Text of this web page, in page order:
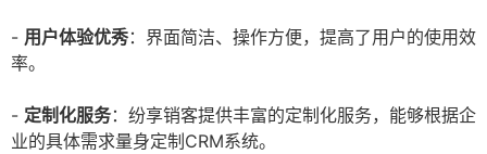
- 用户体验优秀：界面简洁、操作方便，提高了用户的使用效
率。
- 定制化服务：纷享销客提供丰富的定制化服务，能够根据企
业的具体需求量身定制CRM系统。